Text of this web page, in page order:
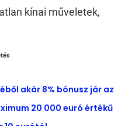
kínai műveletek,
akár 8% bónusz jár az
20 000 euró értékű